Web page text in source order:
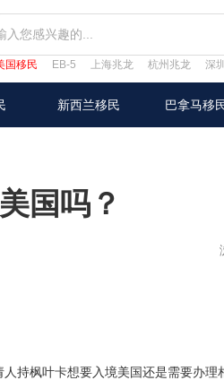
国移民 EB-5 上海兆龙 杭州兆龙 深
新西兰移民 巴拿马移
国吗？
持枫叶卡想要入境美国还是需要办理